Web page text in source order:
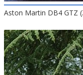
Aston Martin DB4 GTZ